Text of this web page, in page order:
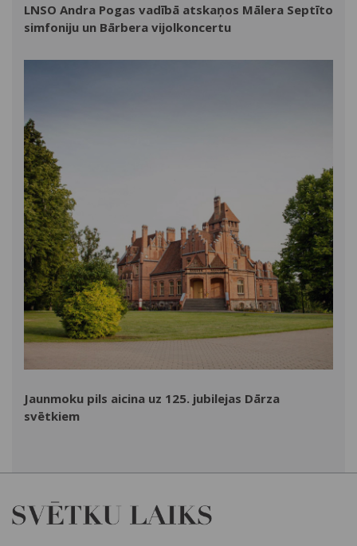
LNSO Andra Pogas vadībā atskaņos Mālera Septīto
simfoniju un Bārbera vijolkoncertu
Jaunmoku pils aicina uz 125. jubilejas Dārza
svētkiem